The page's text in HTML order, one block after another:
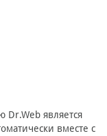
Dr.Web является
вместе с